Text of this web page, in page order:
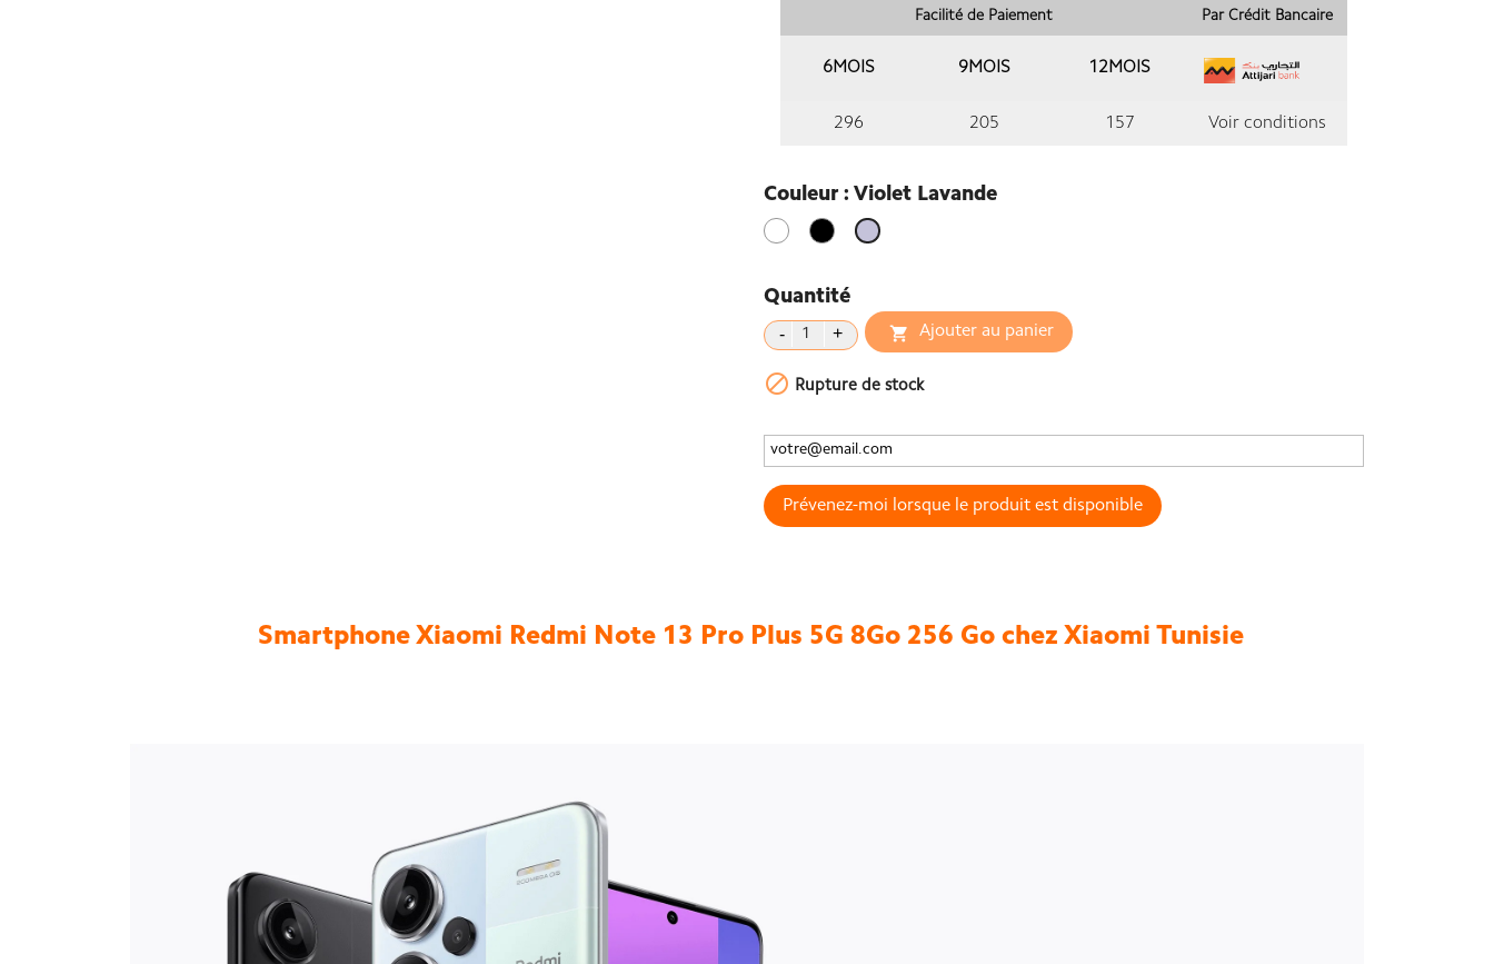
Facilité de Paiement Par Crédit Bancaire
6MOIS 9MOIS 12MOIS
296 205 157 Voir conditions
Couleur : Violet Lavande
Blanc Noir
Violet
Quantité
 Ajouter au panier
 Rupture de stock
Prévenez-moi lorsque le produit est disponible
Smartphone Xiaomi Redmi Note 13 Pro Plus 5G 8Go 256 Go chez Xiaomi Tunisie